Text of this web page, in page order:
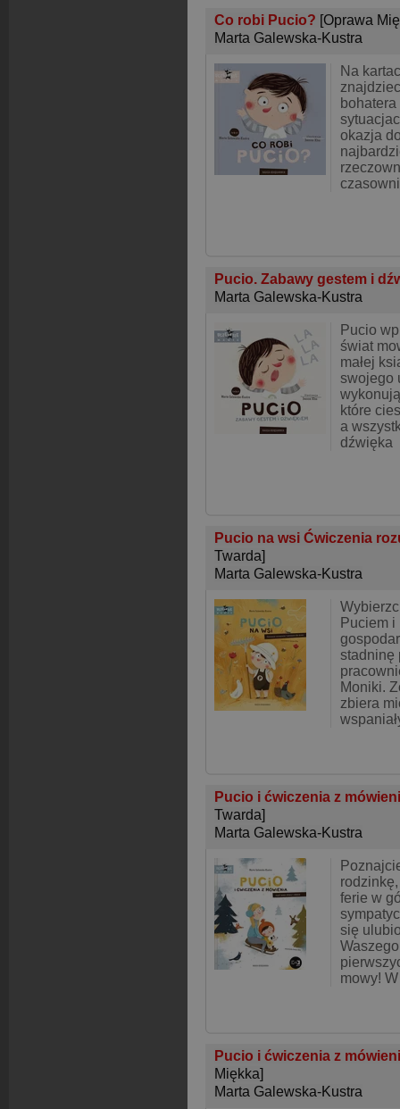
Co robi Pucio? [Oprawa
Marta Galewska-Kustra
Na
okazja
Pucio. Zabawy gestem i
Marta Galewska-Kustra
Pucio
świat
małej
swojego
które
a
dźwięka
Pucio na wsi Ćwiczenia
Twarda]
Marta Galewska-Kustra
Puciem
stadninę
Moniki.
zbiera
Pucio i ćwiczenia z
Twarda]
Marta Galewska-Kustra
ferie w
się
mowy!
Pucio i ćwiczenia z
Miękka]
Marta Galewska-Kustra